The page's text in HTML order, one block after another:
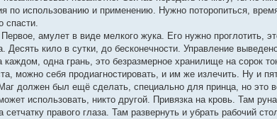
по использованию и применению. Нужно поторопиться,
спасти.
амулет в виде мелкого жука. Его нужно проглотить,
кило в сутки, до бесконечности. Управление
одна грань, это безразмерное хранилище на сорок
можно себя продиагностировать, и им же излечить. Ну и
должен был ещё сделать, специально для принца, но это
использовать, никто другой. Привязка на кровь. Там
правого глаза. Там развернуть и убрать рабочий